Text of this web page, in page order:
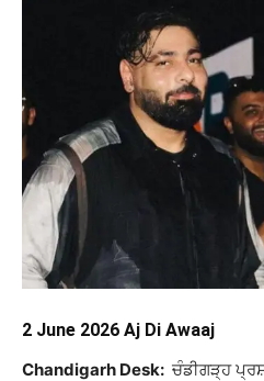
2 June 2026 Aj Di Awaaj
Chandigarh Desk: ਚੰਡੀਗੜ੍ਹ